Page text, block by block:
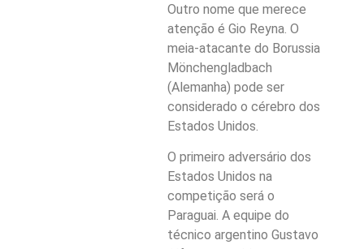
Outro nome que merece
atenção é Gio Reyna. O
meia-atacante do Borussia
Mönchengladbach
(Alemanha) pode ser
considerado o cérebro dos
Estados Unidos.
O primeiro adversário dos
Estados Unidos na
competição será o
Paraguai. A equipe do
técnico argentino Gustavo